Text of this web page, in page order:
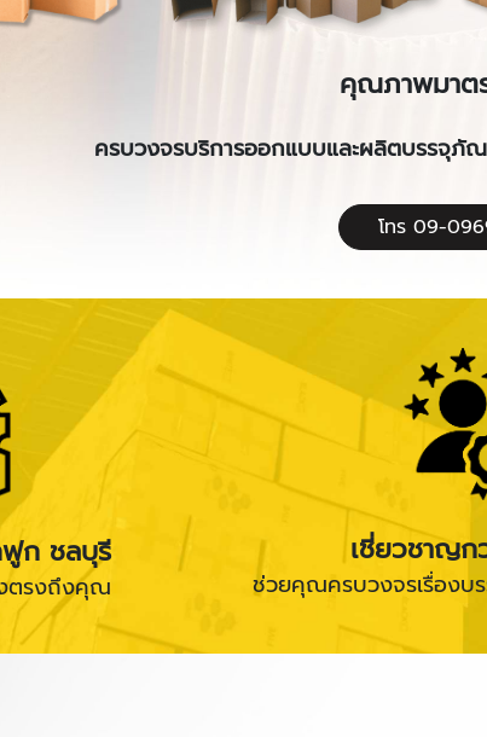
คุณภาพมาต
ครบวงจรบริการออกแบบและผลิตบรรจุภั
โทร 09-
ก ชลบุรี
ตรงถึงคุณ
เชี่ยวชาญ
ช่วยคุณครบวงจรเรื่อง